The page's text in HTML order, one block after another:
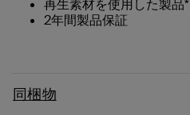
再生素材を使用した製品*
2年間製品保証
同梱物